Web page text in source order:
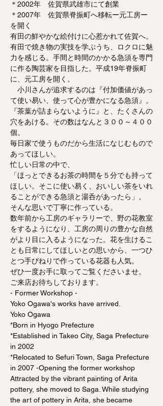
＊2002年 佐賀県武雄市にて創業
＊2007年 佐賀県脊振町へ移転ー元工房ー
を開く
有田の鮮やかな絵付けに心惹かれて佐賀へ。
有田で焼き物の実技を学ぶうち、ロクロに魅
力を感じる。手間と時間のかかる急須を専門
に作る陶芸家を目指した。平成19年脊振町
に、元工房を開く。
小川さんが追求するのは『付加価値があっ
て使い易い、使って心が豊かになる急須』。
『茶葉が詰まらないように』と、たくさんの
穴をあける。その数はなんと３００～４００
個。
毎日家で使うものだから生活になじむもので
あってほしい。
忙しい日常の中で、
「ほっとできるお茶の時間を５分でも持って
ほしい。そこに使い易く、おいしい茶をいれ
ることができる急須と湯呑があったら」。
そんな思いで丁寧に作っている。
数年前から工房のギャラリーで、野の花教室
をするようになり、工房の周りの豊かな自然
がより目に入るようになった。花を生けるこ
とも日常にしてほしいとの思いから、一つひ
とつ手びねりで作っている花器も人気。
ぜひ一度お手に取ってご覧くださいませ。
ご来店お待ちしております。
- Former Workshop -
Yoko Ogawa's works have arrived.
Yoko Ogawa
*Born in Hyogo Prefecture
*Established in Takeo City, Saga Prefecture
in 2002
*Relocated to Sefuri Town, Saga Prefecture
in 2007 -Opening the former workshop
Attracted by the vibrant painting of Arita
pottery, she moved to Saga. While studying
the art of pottery in Arita, she became